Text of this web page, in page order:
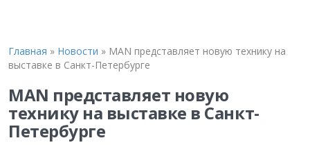
Главная » Новости » MAN представляет новую технику на
выставке в Санкт-Петербурге
MAN представляет новую
технику на выставке в Санкт-
Петербурге